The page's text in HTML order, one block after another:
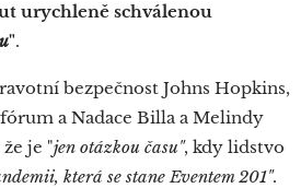
urychleně schválenou
".
bezpečnost Johns Hopkins,
a Nadace Billa a Melindy
je "jen otázkou času", kdy lidstvo
která se stane Eventem 201".